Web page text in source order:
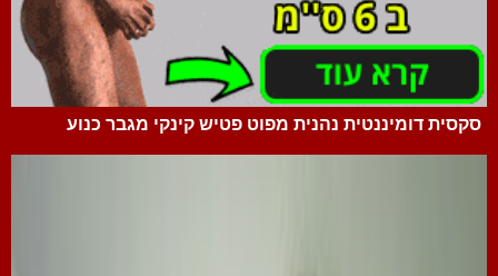
סקסית דומיננטית נהנית מפוט פטיש קינקי מגבר כנוע